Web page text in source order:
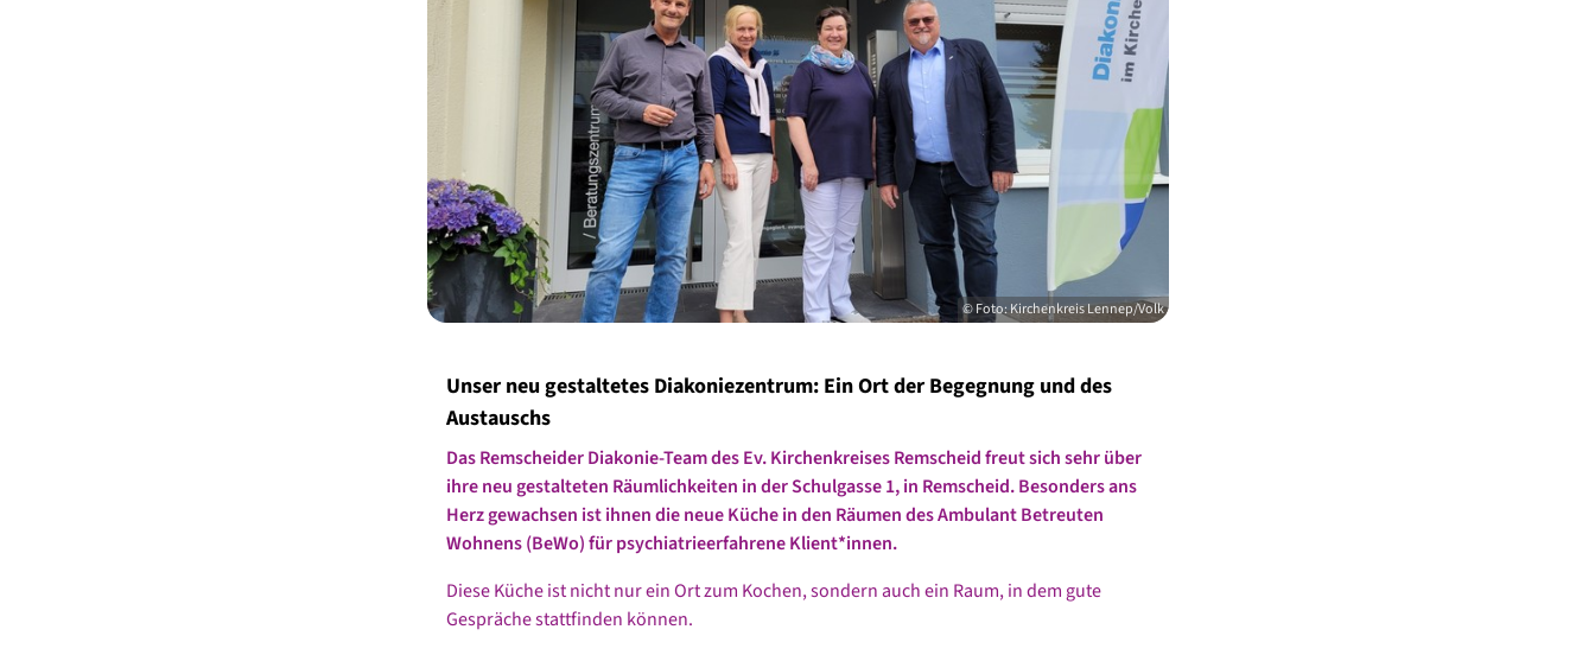
© Foto: Kirchenkreis Lennep/Volk
Unser neu gestaltetes Diakoniezentrum: Ein Ort der Begegnung und des
Austauschs
Das Remscheider Diakonie-Team des Ev. Kirchenkreises Remscheid freut sich sehr über
ihre neu gestalteten Räumlichkeiten in der Schulgasse 1, in Remscheid. Besonders ans
Herz gewachsen ist ihnen dieneue Küche in den Räumen desAmbulant Betreuten
Wohnens (BeWo) für psychiatrieerfahrene Klient*innen.
Diese Küche ist nicht nur ein Ort zum Kochen, sondern auch ein Raum, in dem gute
Gespräche stattfinden können.